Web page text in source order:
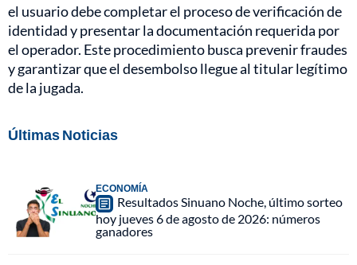
el usuario debe completar el proceso de verificación de
identidad y presentar la documentación requerida por
el operador. Este procedimiento busca prevenir fraudes
y garantizar que el desembolso llegue al titular legítimo
de la jugada.
Últimas Noticias
ECONOMÍA
Resultados Sinuano Noche, último sorteo
hoy jueves 6 de agosto de 2026: números
ganadores